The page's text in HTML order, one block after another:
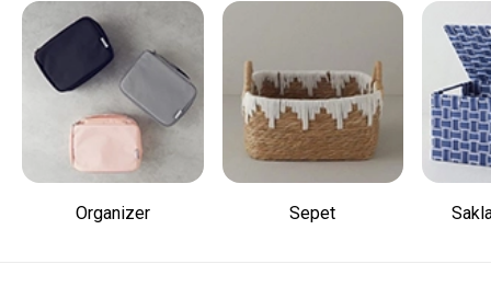
Organizer Sepet